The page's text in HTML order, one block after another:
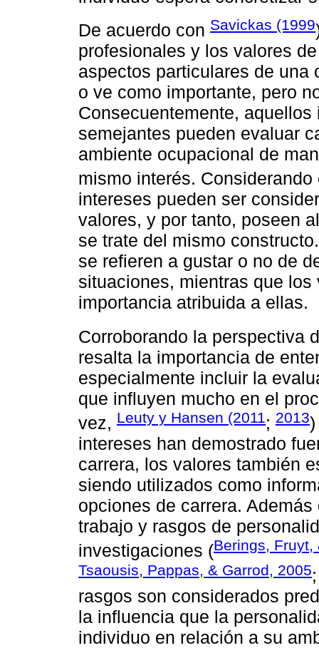
De acuerdo con Savickas (1999
profesionales y los valores
aspectos particulares de
o ve como importante, pero
Consecuentemente,
semejantes pueden evaluar
ambiente ocupacional de
mismo interés.
intereses pueden ser
valores, y por tanto, poseen
se trate del mismo
se refieren a gustar o no de
situaciones, mientras que
importancia atribuida a ellas.
Corroborando la perspectiva
resalta la importancia de
especialmente incluir la
que influyen mucho en el
vez, Leuty y Hansen (2011; 2013
intereses han demostrado
carrera, los valores también
siendo utilizados como
opciones de carrera.
trabajo y rasgos de
investigaciones (Berings, Fruyt,
Tsaousis, Pappas, & Garrod, 2005
rasgos son considerados
la influencia que la
individuo en relación a su